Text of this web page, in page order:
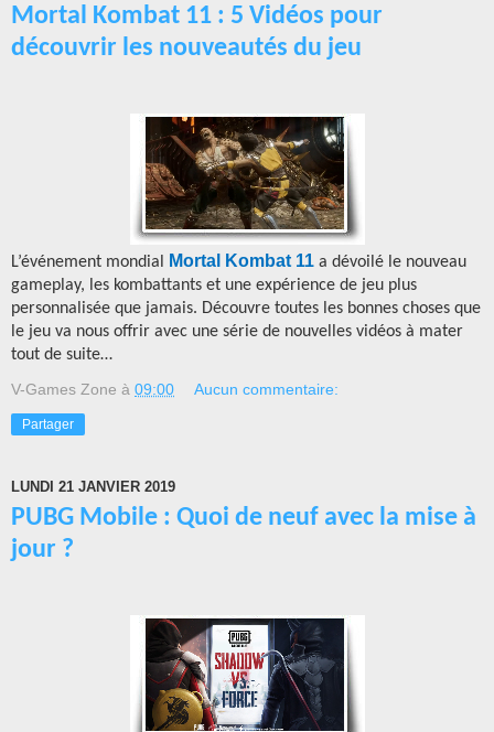
Mortal Kombat 11 : 5 Vidéos pour
découvrir les nouveautés du jeu
L’événement mondial Mortal Kombat 11 a dévoilé le nouveau
gameplay, les kombattants et une expérience de jeu plus
personnalisée que jamais. Découvre toutes les bonnes choses que
le jeu va nous offrir avec une série de nouvelles vidéos à mater
tout de suite…
V-Games Zone à 09:00 Aucun commentaire:
Partager
LUNDI 21 JANVIER 2019
PUBG Mobile : Quoi de neuf avec la mise à
jour ?